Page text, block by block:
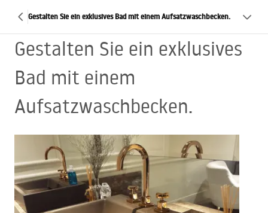
Gestalten Sie ein exklusives Bad mit einem Aufsatzwaschbecken.
Gestalten Sie ein exklusives
Bad mit einem
Aufsatzwaschbecken.